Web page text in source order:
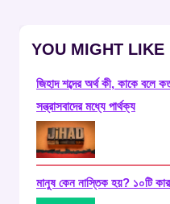
YOU MIGHT LIKE
জিহাদ শব্দের অর্থ কী, কাকে
সন্ত্রাসবাদের মধ্যে পার্থক্য
মানুষ কেন নাস্তিক হয়? ১০টি